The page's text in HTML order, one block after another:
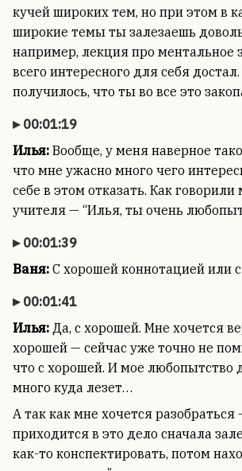
кучей широких тем, но при этом в
широкие темы ты залезаешь
например, лекция про ментальное
всего интересного для себя
получилось, что ты во все это
00:01:19
Илья: Вообще, у меня наверное
что мне ужасно много чего
себе в этом отказать. Как
учителя — “Илья, ты очень
00:01:39
Ваня: С хорошей коннотацией или
00:01:41
Илья: Да, с хорошей. Мне хочется
хорошей — сейчас уже точно не
что с хорошей. И мое любопытство
много куда лезет…
А так как мне хочется
приходится в это дело сначала
как-то конспектировать, потом